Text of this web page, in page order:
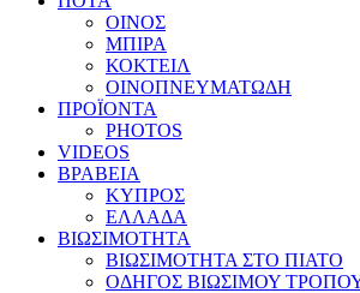
ΟΙΝΟΣ
ΜΠΙΡΑ
ΚΟΚΤΕΙΛ
ΟΙΝΟΠΝΕΥΜΑΤΩΔΗ
ΠΡΟΪΟΝΤΑ
PHOTOS
VIDEOS
ΒΡΑΒΕΙΑ
ΚΥΠΡΟΣ
ΕΛΛΑΔΑ
ΒΙΩΣΙΜΟΤΗΤΑ
ΒΙΩΣΙΜΟΤΗΤΑ ΣΤΟ ΠΙΑΤΟ
ΟΔΗΓΟΣ ΒΙΩΣΙΜΟΥ